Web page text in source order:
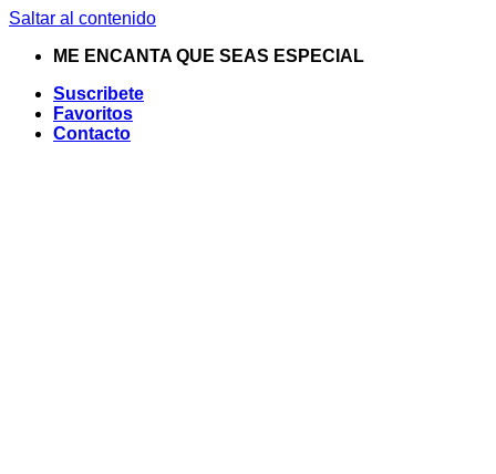
Saltar al contenido
ME ENCANTA QUE SEAS ESPECIAL
Suscribete
Favoritos
Contacto